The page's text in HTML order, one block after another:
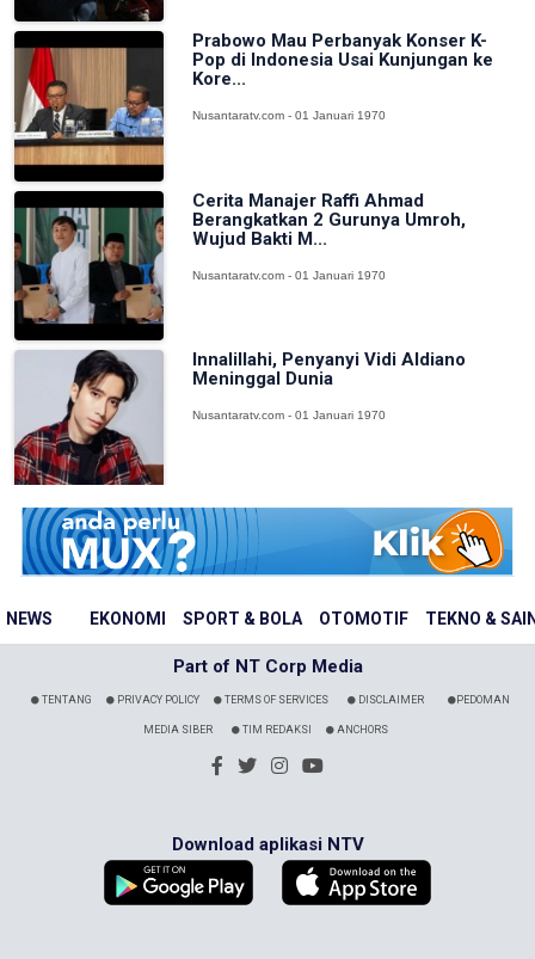
NEWS EKONOMI SPORT & BOLA OTOMOTIF TEKNO &
Prabowo Mau Perbanyak Konser K-
Pop di Indonesia Usai Kunjungan ke
Kore...
Nusantaratv.com - 01 Januari 1970
Cerita Manajer Raffi Ahmad
Berangkatkan 2 Gurunya Umroh,
Wujud Bakti M...
Nusantaratv.com - 01 Januari 1970
Innalillahi, Penyanyi Vidi Aldiano
Meninggal Dunia
Nusantaratv.com - 01 Januari 1970
Part of NT Corp Media
TENTANG PRIVACY POLICY TERMS OF SERVICES DISCLAIMER PEDOMAN
MEDIA SIBER TIM REDAKSI ANCHORS
Download aplikasi NTV